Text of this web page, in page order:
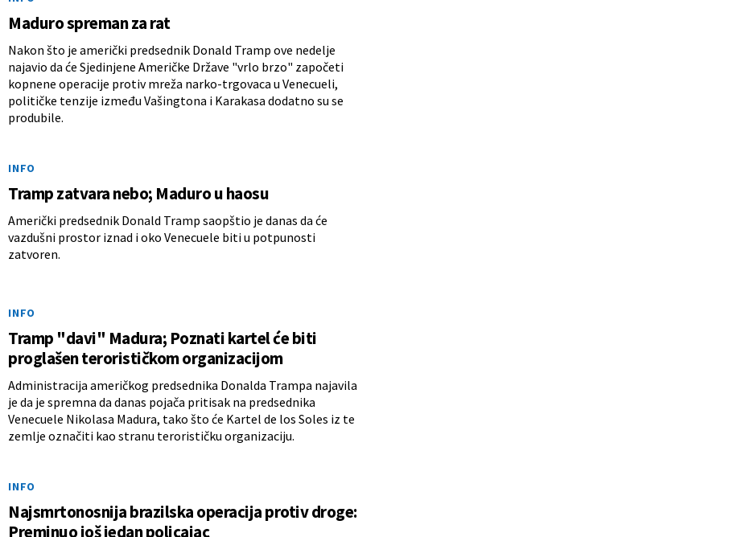
Maduro spreman za rat
Nakon što je američki predsednik Donald Tramp ove nedelje
najavio da će Sjedinjene Američke Države "vrlo brzo" započeti
kopnene operacije protiv mreža narko-trgovaca u Venecueli,
političke tenzije između Vašingtona i Karakasa dodatno su se
produbile.
INFO
Tramp zatvara nebo; Maduro u haosu
Američki predsednik Donald Tramp saopštio je danas da će
vazdušni prostor iznad i oko Venecuele biti u potpunosti
zatvoren.
INFO
Tramp "davi" Madura; Poznati kartel će biti
proglašen terorističkom organizacijom
Administracija američkog predsednika Donalda Trampa najavila
je da je spremna da danas pojača pritisak na predsednika
Venecuele Nikolasa Madura, tako što će Kartel de los Soles iz te
zemlje označiti kao stranu terorističku organizaciju.
INFO
Najsmrtonosnija brazilska operacija protiv droge:
Preminuo još jedan policajac